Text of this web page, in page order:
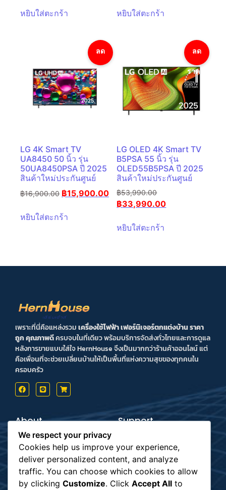
หยิบใส่ตะกร้า หยิบใส่ตะกร้า
ลด
ราคา!
LG 4K Smart TV
UA8450 50 นิ้ว รุ่น
50UA8450PSA ปี 2025
สินค้าใหม่ประกันศูนย์
฿16,900.00 ฿15,900.00
หยิบใส่ตะกร้า
ลด
ราคา!
LG OLED 4K Smart TV
B5PSA 55 นิ้ว รุ่น
OLED55B5PSA ปี 2025
สินค้าใหม่ประกันศูนย์
฿53,990.00
฿33,990.00
หยิบใส่ตะกร้า
เพราะที่นี่คือแหล่งรวมเครื่องใช้ไฟฟ้า เฟอร์นิเจอร์ตกแต่งบ้าน ราคา
ถูก คุณภาพดีครบจบในที่เดียว พร้อมบริการจัดส่งทั่วไทยและการดูแล
หลังการขายแบบใส่ใจ HernHouse จึงเป็นมากกว่าร้านค้าออนไลน์ แต่
คือเพื่อนที่จะช่วยเปลี่ยนบ้านให้เป็นพื้นที่แห่งความสุขของทุกคนใน
ครอบครัว
About
Terms & Conditions
Privacy Policy
Support
Order Tracking
Payment Subscribe
We respect your privacy
Cookies help us improve your experience,
deliver personalized content, and analyze
traffic. You can choose which cookies to allow
by clicking Customize. Click Accept All to